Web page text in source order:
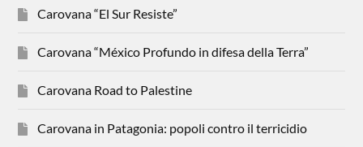
Carovana “El Sur Resiste”
Carovana “México Profundo in difesa della Terra”
Carovana Road to Palestine
Carovana in Patagonia: popoli contro il terricidio